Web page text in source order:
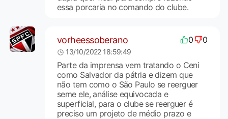
essa porcaria no comando do clube.
vorheessoberano 0 0
13/10/2022 18:59:49
Parte da imprensa vem tratando o Ceni
como Salvador da pátria e dizem que
não tem como o São Paulo se reerguer
seme ele, análise equivocada e
superficial, para o clube se reerguer é
preciso um projeto de médio prazo e